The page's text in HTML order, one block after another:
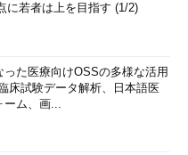
に若者は上を目指す (1/2)
た医療向けOSSの多様な活用
床試験データ解析、日本語医
ーム、画...